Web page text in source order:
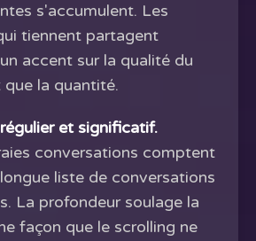
s'accumulent. Les
tiennent partagent
accent sur la qualité du
la quantité.
et significatif.
conversations comptent
liste de conversations
La profondeur soulage la
façon que le scrolling ne